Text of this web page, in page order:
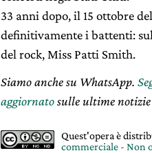
33 anni dopo, il 15 ottobre
definitivamente i battenti:
del rock, Miss Patti Smith.
Siamo anche su WhatsApp.
aggiornatosulle ultime
Quest'opera è
commerciale - Non